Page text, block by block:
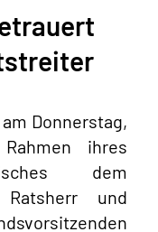
Donnerstag,
ihres
dem
Ratsherr und